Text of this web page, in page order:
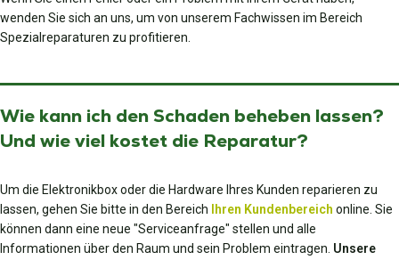
wenden Sie sich an uns, um von unserem Fachwissen im Bereich
Spezialreparaturen zu profitieren.
Wie kann ich den Schaden beheben lassen?
Und wie viel kostet die Reparatur?
Um die Elektronikbox oder die Hardware Ihres Kunden reparieren zu
lassen, gehen Sie bitte in den Bereich
Ihren Kundenbereich online. Sie
können dann eine neue "Serviceanfrage" stellen und alle
Informationen über den Raum und sein Problem eintragen. Unsere